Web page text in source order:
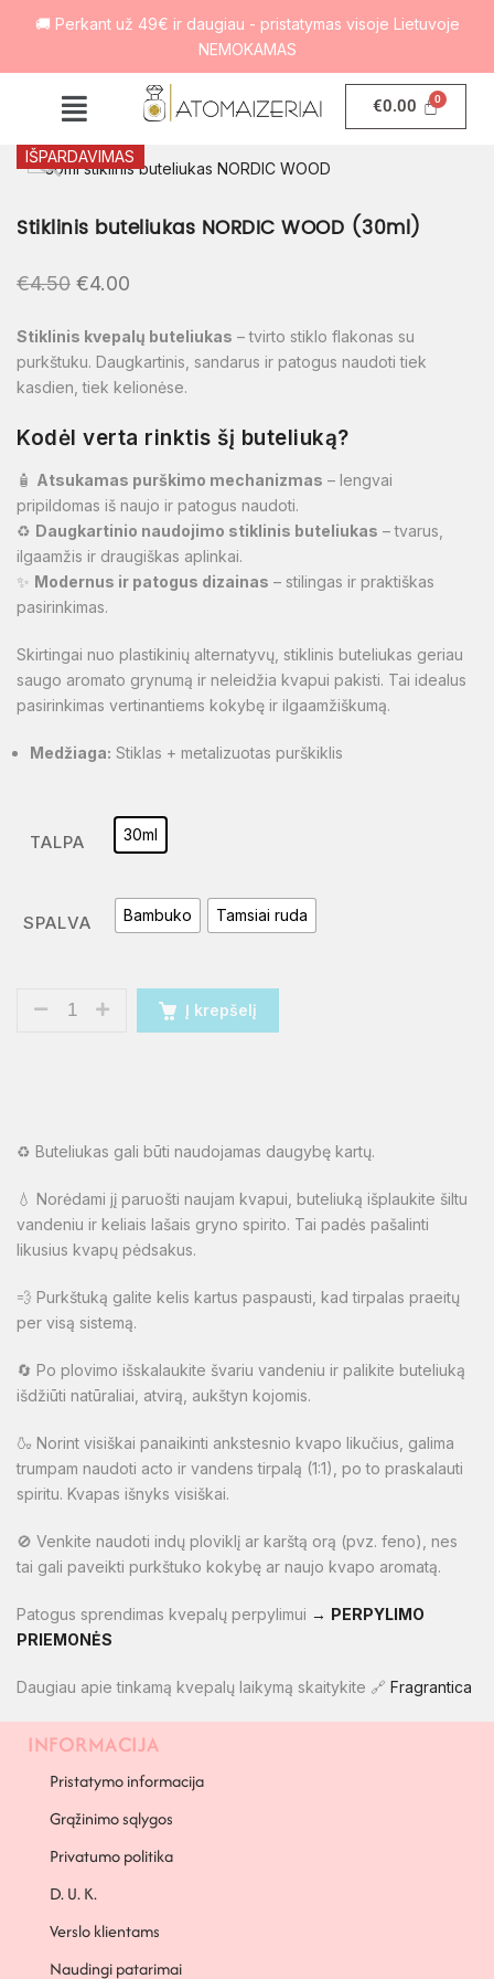
🚚 Perkant už 49€ ir daugiau - pristatymas visoje Lietuvoje
NEMOKAMAS
€0.00
IŠPARDAVIMAS
Stiklinis buteliukas NORDIC WOOD (30ml)
€4.50 €4.00
Stiklinis kvepalų buteliukas – tvirto stiklo flakonas su
purkštuku. Daugkartinis, sandarus ir patogus naudoti tiek
kasdien, tiek kelionėse.
Kodėl verta rinktis šį buteliuką?
🧴 Atsukamas purškimo mechanizmas – lengvai
pripildomas iš naujo ir patogus naudoti.
♻️ Daugkartinio naudojimo stiklinis buteliukas – tvarus,
ilgaamžis ir draugiškas aplinkai.
✨ Modernus ir patogus dizainas – stilingas ir praktiškas
pasirinkimas.
Skirtingai nuo plastikinių alternatyvų, stiklinis buteliukas geriau
saugo aromato grynumą ir neleidžia kvapui pakisti. Tai idealus
pasirinkimas vertinantiems kokybę ir ilgaamžiškumą.
Medžiaga: Stiklas + metalizuotas purškiklis
TALPA 30ml
SPALVA Bambuko Tamsiai ruda
Į krepšelį
♻️ Buteliukas gali būti naudojamas daugybę kartų.
💧 Norėdami jį paruošti naujam kvapui, buteliuką išplaukite šiltu
vandeniu ir keliais lašais gryno spirito. Tai padės pašalinti
likusius kvapų pėdsakus.
💨 Purkštuką galite kelis kartus paspausti, kad tirpalas praeitų
per visą sistemą.
🔄 Po plovimo išskalaukite švariu vandeniu ir palikite buteliuką
išdžiūti natūraliai, atvirą, aukštyn kojomis.
🍶 Norint visiškai panaikinti ankstesnio kvapo likučius, galima
trumpam naudoti acto ir vandens tirpalą (1:1), po to praskalauti
spiritu. Kvapas išnyks visiškai.
🚫 Venkite naudoti indų ploviklį ar karštą orą (pvz. feno), nes
tai gali paveikti purkštuko kokybę ar naujo kvapo aromatą.
Patogus sprendimas kvepalų perpylimui → PERPYLIMO
PRIEMONĖS
Daugiau apie tinkamą kvepalų laikymą skaitykite 🔗 Fragrantica
PAPILDOMA INFORMACIJA
INFORMACIJA
Pristatymo informacija
Grąžinimo sąlygos
Privatumo politika
D. U. K.
Verslo klientams
Naudingi patarimai